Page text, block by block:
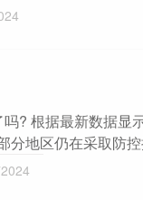
? 根据最新数据显
分地区仍在采取防